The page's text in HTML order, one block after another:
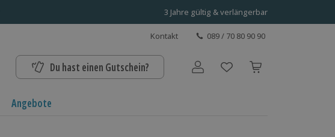
3 Jahre gültig & verlängerbar
Kontakt 089 / 70 80 90 90
Du hast einen Gutschein? Benutzerkonto
Angebote